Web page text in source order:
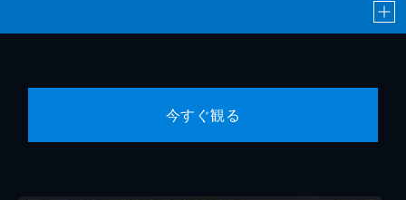
今すぐ観る